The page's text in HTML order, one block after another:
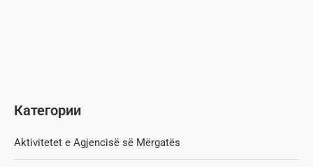
Категории
Aktivitetet e Agjencisë së Мërgatës